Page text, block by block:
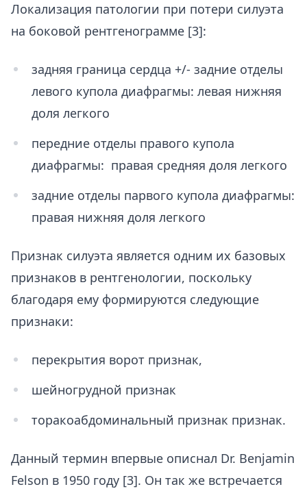
Локализация патологии при потери силуэта
на боковой рентгенограмме [3]:
задняя граница сердца +/- задние отделы
левого купола диафрагмы: левая нижняя
доля легкого
передние отделы правого купола
диафрагмы: правая средняя доля легкого
задние отделы парвого купола диафрагмы:
правая нижняя доля легкого
Признак силуэта является одним их базовых
признаков в рентгенологии, поскольку
благодаря ему формируются следующие
признаки:
перекрытия ворот признак,
шейногрудной признак
торакоабдоминальный признак признак.
Данный термин впервые описнал Dr. Benjamin
Felson в 1950 году [3]. Он так же встречается